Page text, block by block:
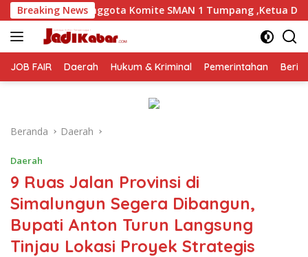
Langsung
ke
konten
Breaking News
SMAN 1 Tumpang ,Ketua DPD IWOI Buka suara
JOB FAIR Daerah Hukum & Kriminal Pemerintahan
Beranda Daerah
Daerah
9 Ruas Jalan Provinsi di
Simalungun Segera Dibangun,
Bupati Anton Turun Langsung
Tinjau Lokasi Proyek Strategis